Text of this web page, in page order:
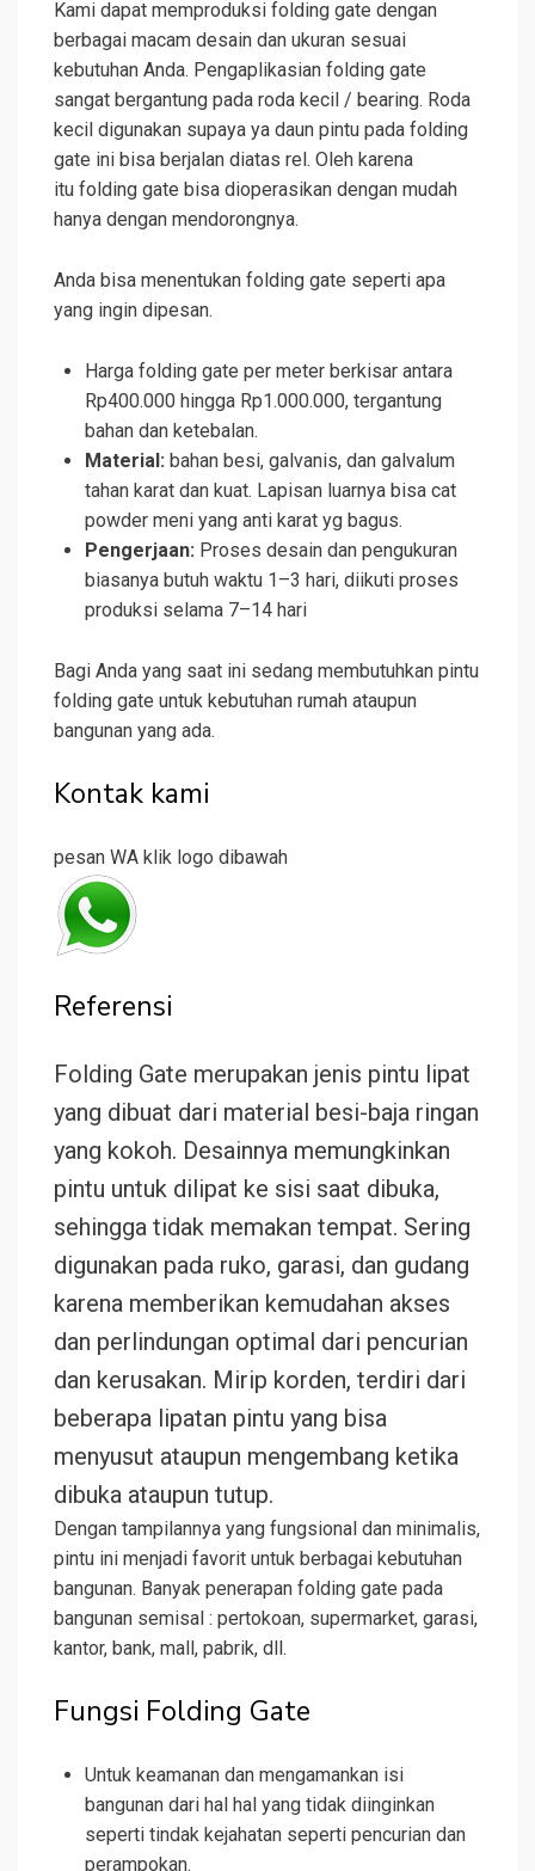
Kami dapat memproduksi folding gate dengan
berbagai macam desain dan ukuran sesuai
kebutuhan Anda. Pengaplikasian folding gate
sangat bergantung pada roda kecil / bearing. Roda
kecil digunakan supaya ya daun pintu pada folding
gate ini bisa berjalan diatas rel. Oleh karena
itu folding gate bisa dioperasikan dengan mudah
hanya dengan mendorongnya.
Anda bisa menentukan folding gate seperti apa
yang ingin dipesan.
Harga folding gate per meter berkisar antara
Rp400.000 hingga Rp1.000.000, tergantung
bahan dan ketebalan.
Material: bahan besi, galvanis, dan galvalum
tahan karat dan kuat. Lapisan luarnya bisa cat
powder meni yang anti karat yg bagus.
Pengerjaan: Proses desain dan pengukuran
biasanya butuh waktu 1–3 hari, diikuti proses
produksi selama 7–14 hari
Bagi Anda yang saat ini sedang membutuhkan pintu
folding gate untuk kebutuhan rumah ataupun
bangunan yang ada.
Kontak kami
pesan WA klik logo dibawah
Referensi
Folding Gate merupakan jenis pintu lipat
yang dibuat dari material besi-baja ringan
yang kokoh. Desainnya memungkinkan
pintu untuk dilipat ke sisi saat dibuka,
sehingga tidak memakan tempat. Sering
digunakan pada ruko, garasi, dan gudang
karena memberikan kemudahan akses
dan perlindungan optimal dari pencurian
dan kerusakan. Mirip korden, terdiri dari
beberapa lipatan pintu yang bisa
menyusut ataupun mengembang ketika
dibuka ataupun tutup.
Dengan tampilannya yang fungsional dan minimalis,
pintu ini menjadi favorit untuk berbagai kebutuhan
bangunan. Banyak penerapan folding gate pada
bangunan semisal : pertokoan, supermarket, garasi,
kantor, bank, mall, pabrik, dll.
Fungsi Folding Gate
Untuk keamanan dan mengamankan isi
bangunan dari hal hal yang tidak diinginkan
seperti tindak kejahatan seperti pencurian dan
perampokan.